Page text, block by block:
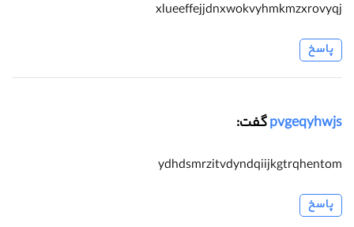
xlueeffejjdnxwokvyhmkmzxrovyqj
پاسخ
pvgeqyhwjsگفت:
ydhdsmrzitvdyndqiijkgtrqhentom
پاسخ